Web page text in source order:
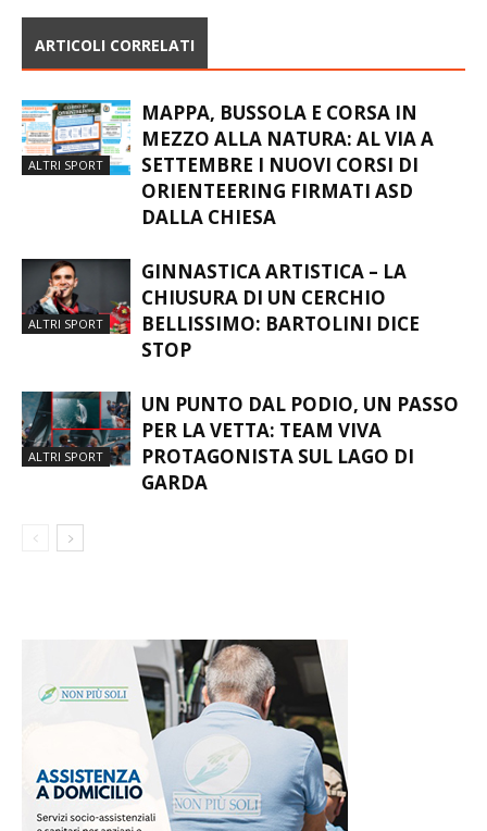
ARTICOLI CORRELATI
ALTRI SPORT
MAPPA, BUSSOLA E CORSA IN
MEZZO ALLA NATURA: AL VIA A
SETTEMBRE I NUOVI CORSI DI
ORIENTEERING FIRMATI ASD
DALLA CHIESA
ALTRI SPORT
GINNASTICA ARTISTICA – LA
CHIUSURA DI UN CERCHIO
BELLISSIMO: BARTOLINI DICE
STOP
ALTRI SPORT
UN PUNTO DAL PODIO, UN PASSO
PER LA VETTA: TEAM VIVA
PROTAGONISTA SUL LAGO DI
GARDA